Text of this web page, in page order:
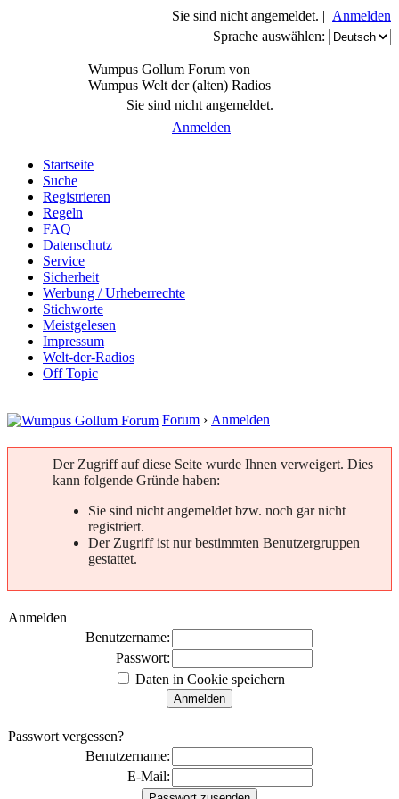
Sie sind nicht angemeldet. | Anmelden
Sprache auswählen:
Wumpus Gollum Forum von
Wumpus Welt der (alten) Radios
Sie sind nicht angemeldet.
Anmelden
Startseite
Suche
Registrieren
Regeln
FAQ
Datenschutz
Service
Sicherheit
Werbung / Urheberrechte
Stichworte
Meistgelesen
Impressum
Welt-der-Radios
Off Topic
Forum › Anmelden
Der Zugriff auf diese Seite wurde Ihnen verweigert. Dies
kann folgende Gründe haben:
Sie sind nicht angemeldet bzw. noch gar nicht
registriert.
Der Zugriff ist nur bestimmten Benutzergruppen
gestattet.
Anmelden
Benutzername:
Passwort:
Daten in Cookie speichern
Passwort vergessen?
Benutzername:
E-Mail: